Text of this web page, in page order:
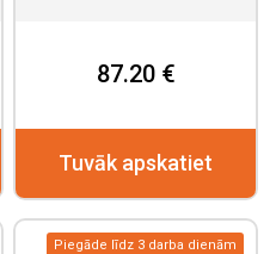
87.20 €
Tuvāk apskatiet
Piegāde līdz 3 darba dienām